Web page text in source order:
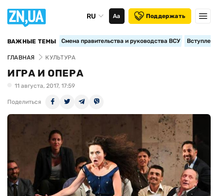
RU Аа Поддержать
ВАЖНЫЕ ТЕМЫ Смена правительства и руководства ВСУ
ГЛАВНАЯ КУЛЬТУРА
ИГРА И ОПЕРА
11 августа, 2017, 17:59
Поделиться